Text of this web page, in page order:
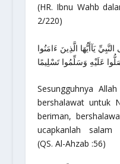
(HR. Ibnu Wahb
2/220)
يَآأَيُّهَا الَّذِينَ ءَامَنُوا
عَلَيْهِ وَسَلِّمُوا تَسْلِيمًا
Sesungguhnya
bershalawat untuk
beriman,
ucapkanlah salam
(QS. Al-Ahzab :56)